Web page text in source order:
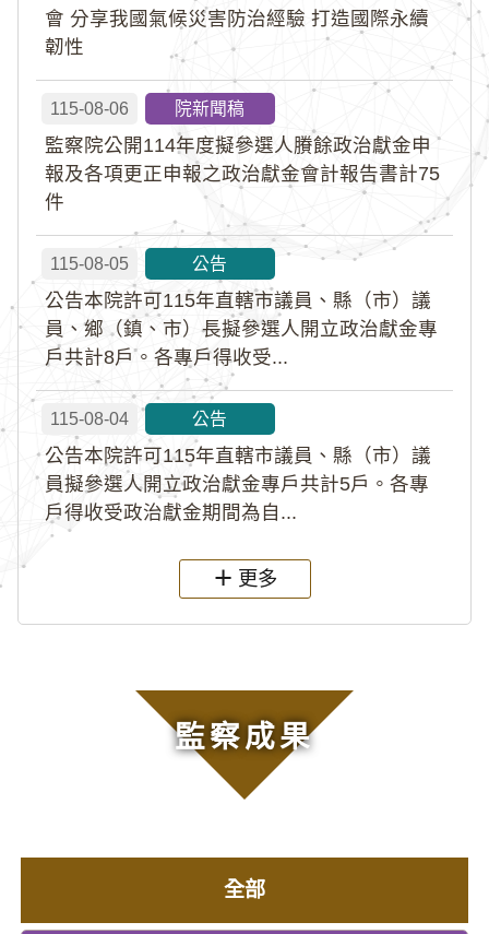
會 分享我國氣候災害防治經驗 打造國際永續
韌性
115-08-06 院新聞稿
監察院公開114年度擬參選人賸餘政治獻金申
報及各項更正申報之政治獻金會計報告書計75
件
115-08-05 公告
公告本院許可115年直轄市議員、縣（市）議
員、鄉（鎮、市）長擬參選人開立政治獻金專
戶共計8戶。各專戶得收受...
115-08-04 公告
公告本院許可115年直轄市議員、縣（市）議
員擬參選人開立政治獻金專戶共計5戶。各專
戶得收受政治獻金期間為自...
更多
監察成果
全部